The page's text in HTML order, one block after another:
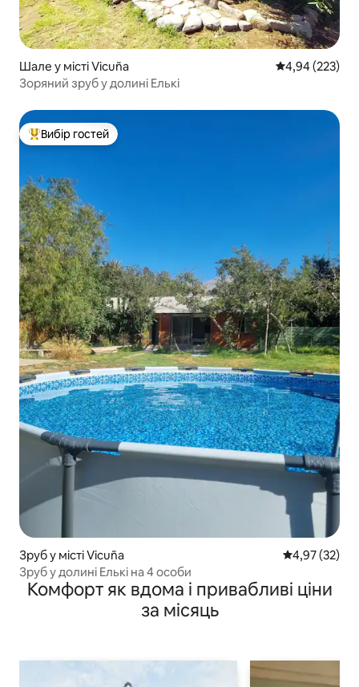
Шале у місті Vicuña Середня
4,94 (223)
Зоряний зруб у долині Елькі
Топ вибір гостей
Вибір гостей
Зруб у місті Vicuña Середня
4,97 (32)
Зруб у долині Елькі на 4 особи
Комфорт як вдома і привабливі ціни
за місяць